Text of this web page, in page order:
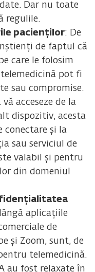
Dar nu toate
regulile.
pacienților: De
de faptul că
care le folosim
telemedicină pot fi
sau compromise.
acceseze de la
dispozitiv, acesta
conectare și la
sau serviciul de
valabil și pentru
din domeniul
aplicațiile
de
și Zoom, sunt, de
telemedicină.
au fost relaxate în